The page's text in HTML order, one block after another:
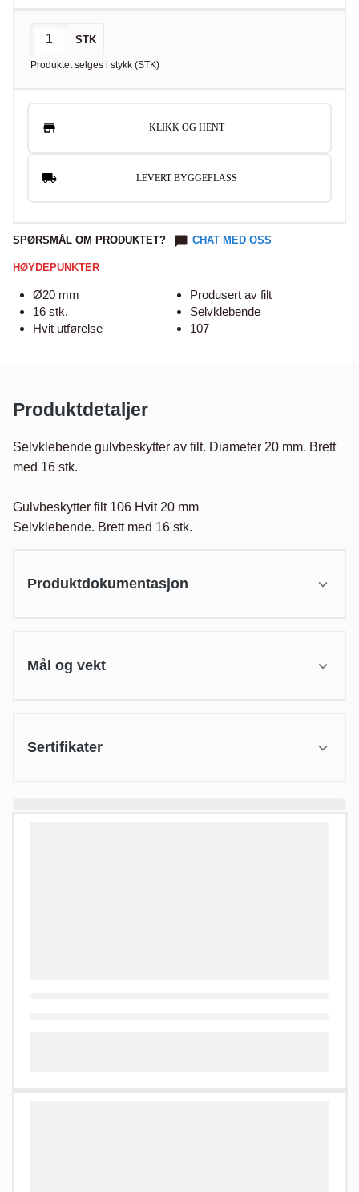
STK
Produktet selges i stykk (STK)
KLIKK OG HENT
LEVERT BYGGEPLASS
SPØRSMÅL OM PRODUKTET? CHAT MED OSS
HØYDEPUNKTER
Ø20 mm
16 stk.
Hvit utførelse
Produsert av filt
Selvklebende
107
Produktdetaljer
Selvklebende gulvbeskytter av filt. Diameter 20 mm. Brett
med 16 stk.
Gulvbeskytter filt 106 Hvit 20 mm
Selvklebende. Brett med 16 stk.
Produktdokumentasjon
Mål og vekt
Sertifikater